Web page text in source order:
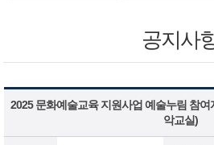
공지사
2025 문화예술교육 지원사업 예술누림 참
악교실)